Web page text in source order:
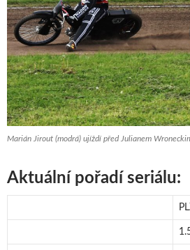
Marián Jirout (modrá) ujíždí před Julianem
Aktuální pořadí seriálu: